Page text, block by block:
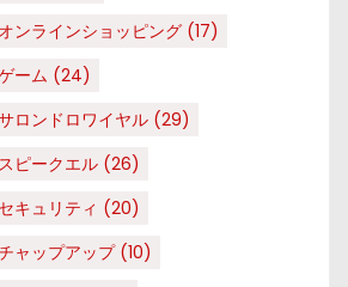
オンラインショッピング (17)
ーム (24)
ロンドロワイヤル (29)
スピークエル (26)
セキュリティ (20)
ャップアップ(10)